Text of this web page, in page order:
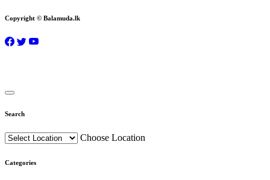
Copyright © Balamuda.lk
Search
Choose Location
Categories